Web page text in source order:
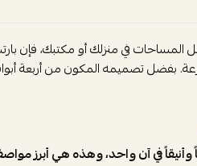
في منزلك أو مكتبك، فإن بارتشن
بفضل تصميمه المكون من أربعة
في آن واحد، وهذه هي أبرز